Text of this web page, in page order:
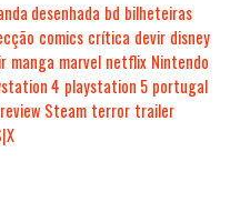
desenhada bd bilheteiras
comics crítica devir disney
manga marvel netflix Nintendo
4 playstation 5 portugal
review Steam terror trailer